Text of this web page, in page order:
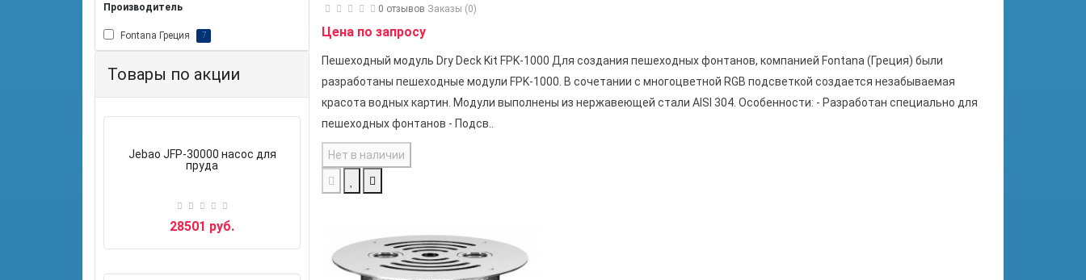
Производитель
Fontana Греция 7
Товары по акции
Jebao JFP-30000 насос для
пруда
28501 руб.
0 отзывов Заказы (0)
Цена по запросу
Пешеходный модуль Dry Deck Kit FPK-1000 Для создания пешеходных фонтанов, компанией Fontana (Греция) были
разработаны пешеходные модули FPK-1000. В сочетании с многоцветной RGB подсветкой создается незабываемая
красота водных картин. Модули выполнены из нержавеющей стали AISI 304. Особенности: - Разработан специально для
пешеходных фонтанов - Подсв..
Нет в наличии